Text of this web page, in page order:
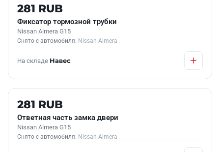
Б/У В НАЛИЧИИ
281 RUB
Фиксатор тормозной трубки
Nissan Almera G15
Снято с автомобиля: Nissan Almera
На складе Навес
Б/У В НАЛИЧИИ
281 RUB
Ответная часть замка двери
Nissan Almera G15
Снято с автомобиля: Nissan Almera